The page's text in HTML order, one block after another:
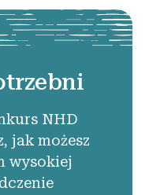
NHD
jak możesz
wysokiej